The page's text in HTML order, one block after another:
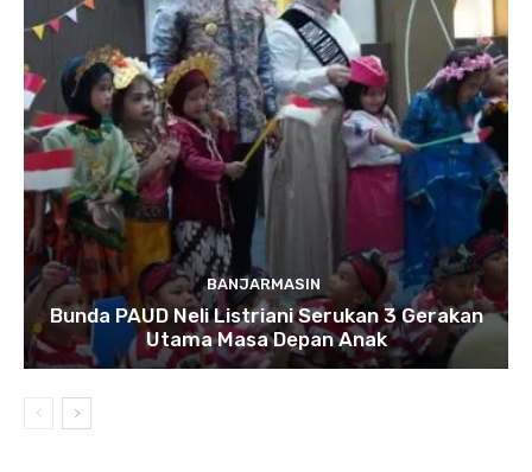
BANJARMASIN
Bunda PAUD Neli Listriani Serukan 3 Gerakan
Utama Masa Depan Anak